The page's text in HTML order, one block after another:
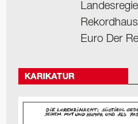
Euro Der
KARIKATUR